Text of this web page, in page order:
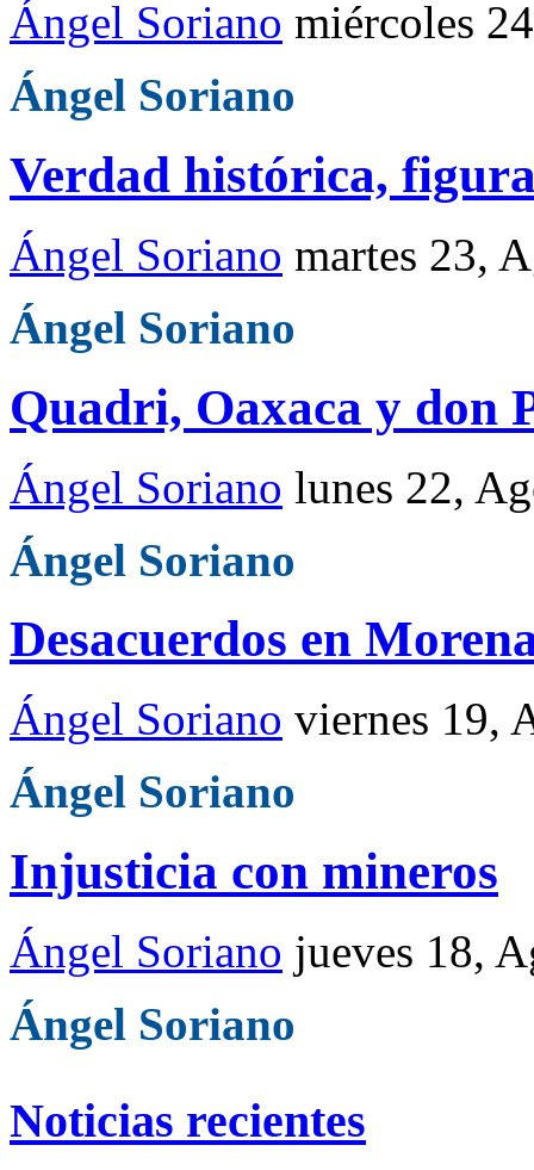
Ángel Soriano miércoles
Ángel Soriano
Verdad histórica,
Ángel Soriano martes 23,
Ángel Soriano
Quadri, Oaxaca y don
Ángel Soriano lunes 22,
Ángel Soriano
Desacuerdos en
Ángel Soriano viernes 19,
Ángel Soriano
Injusticia con mineros
Ángel Soriano jueves 18,
Ángel Soriano
Noticias recientes